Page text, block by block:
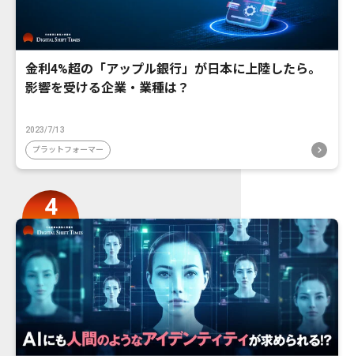
金利4%超の「アップル銀行」が日本に上陸したら。
影響を受ける企業・業種は？
2023/7/13
プラットフォーマー